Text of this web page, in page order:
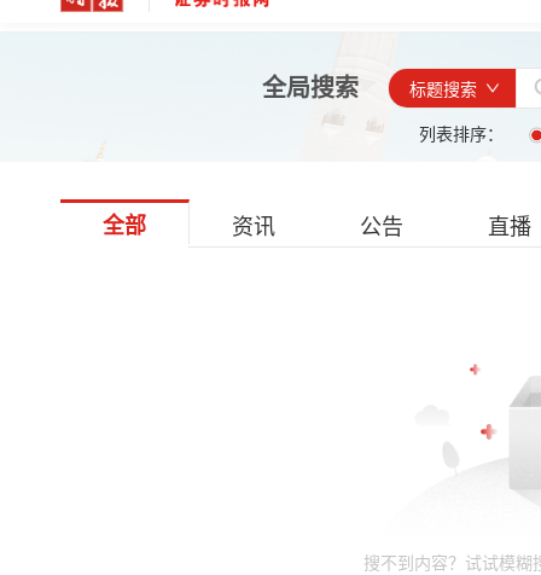
全局搜索
标题搜索
列表排序：
全部 资讯 公告 直播
搜不到内容？试试模糊